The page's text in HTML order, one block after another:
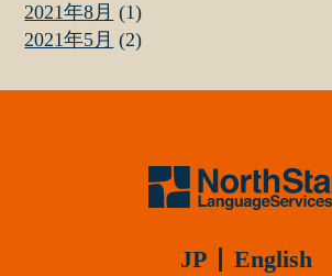
2021年8月 (1)
2021年5月 (2)
JP English